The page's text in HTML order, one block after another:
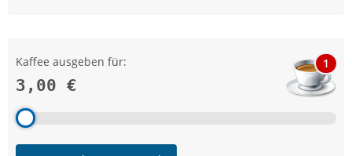
Kaffee ausgeben für:
3,00 €
1